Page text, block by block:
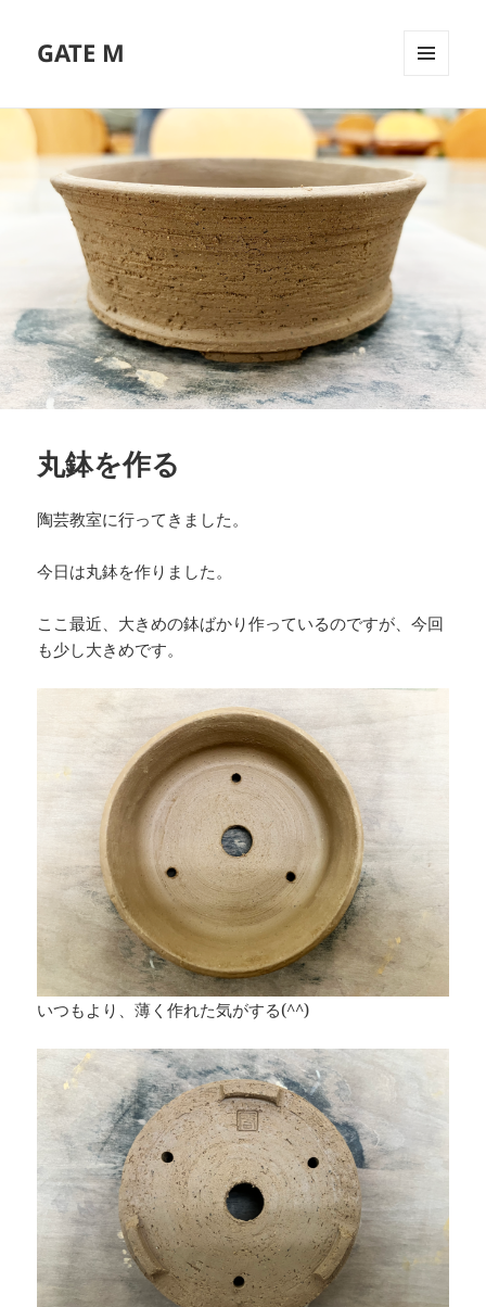
GATE M
ーとウ
ィジェ
ット
丸鉢を作る
陶芸教室に行ってきました。
今日は丸鉢を作りました。
ここ最近、大きめの鉢ばかり作っているのですが、今回
も少し大きめです。
いつもより、薄く作れた気がする(^^)